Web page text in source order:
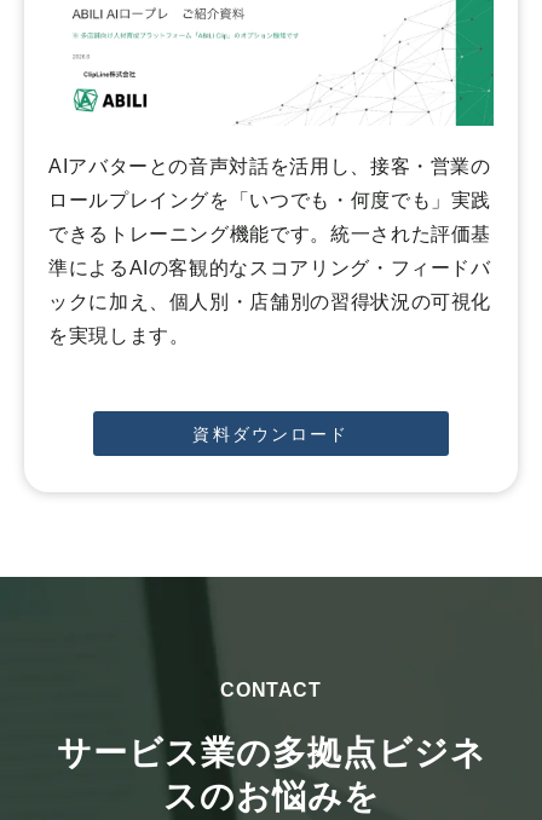
AIアバターとの音声対話を活用し、接客・営業の
ロールプレイングを「いつでも・何度でも」実践
できるトレーニング機能です。統一された評価基
準によるAIの客観的なスコアリング・フィードバ
ックに加え、個人別・店舗別の習得状況の可視化
を実現します。
資料ダウンロード
CONTACT
サービス業の多拠点ビジネ
スのお悩みを